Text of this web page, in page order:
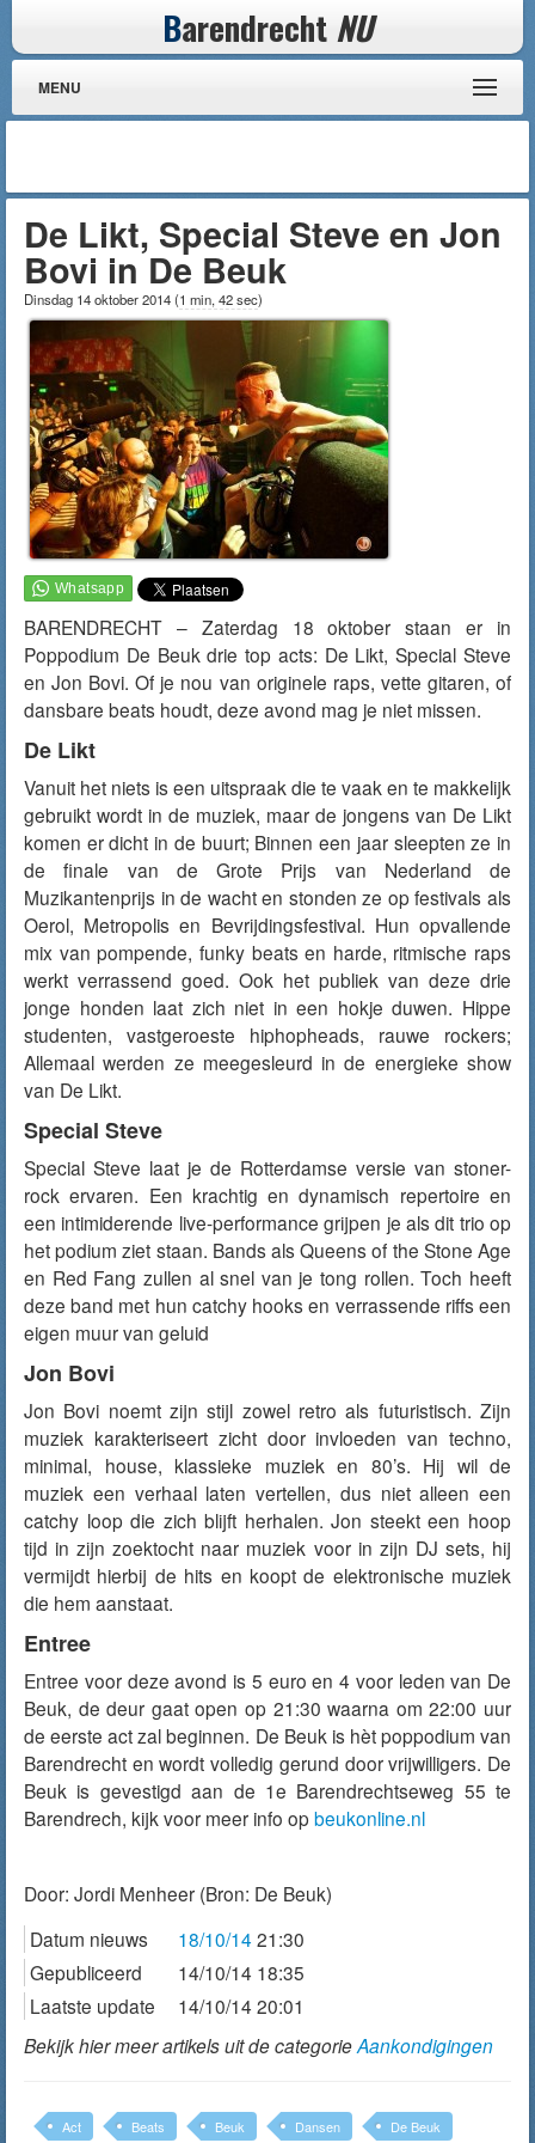
Barendrecht NU
MENU
De Likt, Special Steve en Jon
Bovi in De Beuk
Dinsdag 14 oktober 2014(1 min, 42 sec)
BARENDRECHT – Zaterdag 18 oktober staan er in
Poppodium De Beuk drie top acts: De Likt, Special Steve
en Jon Bovi. Of je nou van originele raps, vette gitaren, of
dansbare beats houdt, deze avond mag je niet missen.
De Likt
Vanuit het niets is een uitspraak die te vaak en te makkelijk
gebruikt wordt in de muziek, maar de jongens van De Likt
komen er dicht in de buurt; Binnen een jaar sleepten ze in
de finale van de Grote Prijs van Nederland de
Muzikantenprijs in de wacht en stonden ze op festivals als
Oerol, Metropolis en Bevrijdingsfestival. Hun opvallende
mix van pompende, funky beats en harde, ritmische raps
werkt verrassend goed. Ook het publiek van deze drie
jonge honden laat zich niet in een hokje duwen. Hippe
studenten, vastgeroeste hiphopheads, rauwe rockers;
Allemaal werden ze meegesleurd in de energieke show
van De Likt.
Special Steve
Special Steve laat je de Rotterdamse versie van stoner-
rock ervaren. Een krachtig en dynamisch repertoire en
een intimiderende live-performance grijpen je als dit trio op
het podium ziet staan. Bands als Queens of the Stone Age
en Red Fang zullen al snel van je tong rollen. Toch heeft
deze band met hun catchy hooks en verrassende riffs een
eigen muur van geluid
Jon Bovi
Jon Bovi noemt zijn stijl zowel retro als futuristisch. Zijn
muziek karakteriseert zicht door invloeden van techno,
minimal, house, klassieke muziek en 80’s. Hij wil de
muziek een verhaal laten vertellen, dus niet alleen een
catchy loop die zich blijft herhalen. Jon steekt een hoop
tijd in zijn zoektocht naar muziek voor in zijn DJ sets, hij
vermijdt hierbij de hits en koopt de elektronische muziek
die hem aanstaat.
Entree
Entree voor deze avond is 5 euro en 4 voor leden van De
Beuk, de deur gaat open op 21:30 waarna om 22:00 uur
de eerste act zal beginnen. De Beuk is hèt poppodium van
Barendrecht en wordt volledig gerund door vrijwilligers. De
Beuk is gevestigd aan de 1e Barendrechtseweg 55 te
Barendrech, kijk voor meer info op beukonline.nl
Door: Jordi Menheer (Bron: De Beuk)
Datum nieuws
18/10/14 21:30
Gepubliceerd
14/10/14 18:35
Laatste update
14/10/14 20:01
Bekijk hier meer artikels uit de categorieAankondigingen
Act Beats Beuk Dansen De Beuk